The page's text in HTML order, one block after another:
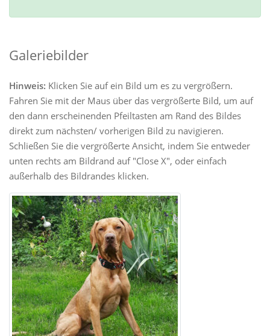
Galeriebilder
Hinweis: Klicken Sie auf ein Bild um es zu vergrößern.
Fahren Sie mit der Maus über das vergrößerte Bild, um auf
den dann erscheinenden Pfeiltasten am Rand des Bildes
direkt zum nächsten/ vorherigen Bild zu navigieren.
Schließen Sie die vergrößerte Ansicht, indem Sie entweder
unten rechts am Bildrand auf "Close X", oder einfach
außerhalb des Bildrandes klicken.